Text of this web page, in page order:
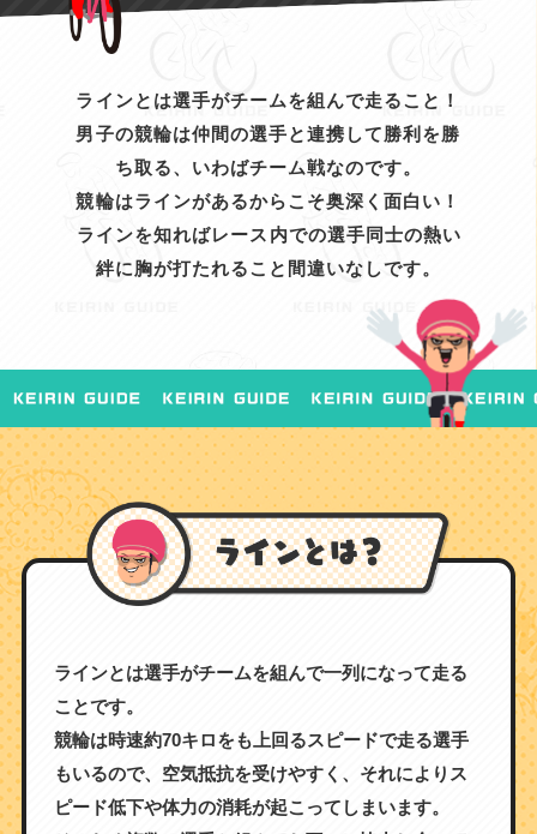
ラインとは選手がチームを組んで走ること！
男子の競輪は仲間の選手と連携して勝利を勝
ち取る、いわばチーム戦なのです。
競輪はラインがあるからこそ奥深く面白い！
ラインを知ればレース内での選手同士の熱い
絆に胸が打たれること間違いなしです。
ラインとは選手がチームを組んで一列になって走る
ことです。
競輪は時速約70キロをも上回るスピードで走る選手
もいるので、空気抵抗を受けやすく、それによりス
ピード低下や体力の消耗が起こってしまいます。